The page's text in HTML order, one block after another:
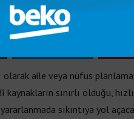
31 Ağustos, 2018, Cuma 10:55
aile veya nüfus
kaynakların sınırlı olduğu,
sıkıntıya yol